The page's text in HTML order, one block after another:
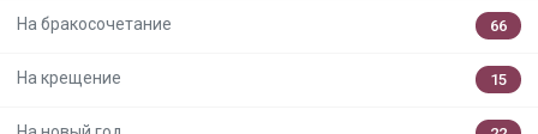
На бракосочетание 66
На крещение 15